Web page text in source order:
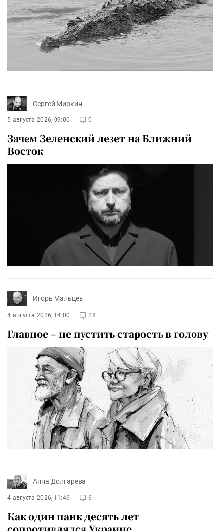
Сергей Миркин
5 августа 2026, 09:00 0
Зачем Зеленский лезет на Ближний
Восток
Игорь Мальцев
4 августа 2026, 14:00 28
Главное – не пустить старость в голову
Анна Долгарева
4 августа 2026, 11:46 6
Как один панк десять лет